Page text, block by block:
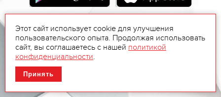
Этот сайт использует cookie для улучшения
пользовательского опыта. Продолжая использовать
сайт, вы соглашаетесь с нашей политикой
конфиденциальности.
Принять